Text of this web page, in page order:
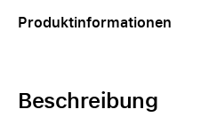
Produktinformationen
Beschreibung